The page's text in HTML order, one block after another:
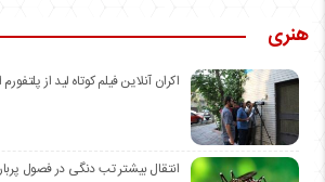
هنری
اکران آنلاین فیلم کوتاه لید از پلتفورم
انتقال بیشتر تب دنگی در فصول